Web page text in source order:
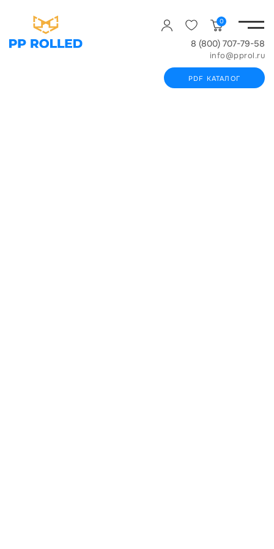
0
8 (800) 707-79-58
info@pprol.ru
PDF КАТАЛОГ